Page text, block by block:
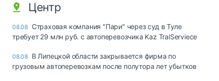
Центр
08.08 Страховая компания "Пари" через суд в Туле
требует 29 млн руб. с автоперевозчика Kaz TralServiece
08.08 В Липецкой области закрывается фирма по
грузовым автоперевозкам после полутора лет убытков